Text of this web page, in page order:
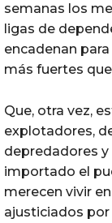
semanas los
ligas de
encadenan
más fuertes
Que, otra vez,
explotadores,
depredadores y
importado el
merecen vivir
ajusticiados por